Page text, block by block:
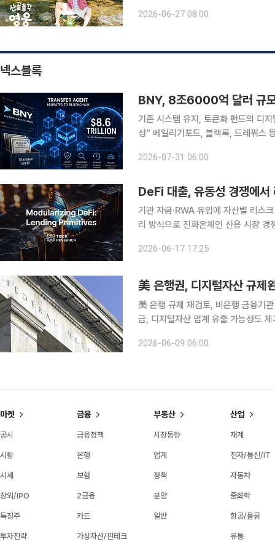
영웅이 출연한 만큼 관심이 컸지만, 시
2026-06-27 08:00
넥스블록
기존 시스템 유지, 토큰화 펀드의 디
성” 베일리기포드, 블랙록, 드레퓌스
이 블록체인에서 핵심 기록 보관 업무
2026-07-31 06:00
DeFi 대출, 유동성 경쟁에서
기관 자금·RWA 유입에 자산별 리스
리 방식으로 진화온체인 신용 시장 경
로 유입되면서 탈중앙화금융(DeFi)
2026-06-17 17:25
美 은행권, 디지털자산 규제
美 은행 규제 재검토, 비은행 금융기
금, 디지털자산 업계 유출 가능성도 제기 미국 은행 규제당국이 은행 규제를 완화할 전망이
털 시장구조 법안인 클래리티법안이
2026-06-09 06:00
마켓
공시
시황
시세
장외/IPO
특징주
투자전략
금융
금융정책
은행
보험
2금융
카드
가상자산/핀테크
부동산
시장동향
업계
정책
분양
일반
산업
재계
전자/통신/IT
자동차
중화학
항공/물류
유통